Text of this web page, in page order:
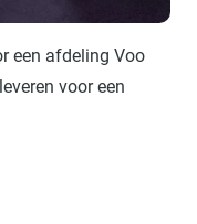
een afdeling Voo
voor een